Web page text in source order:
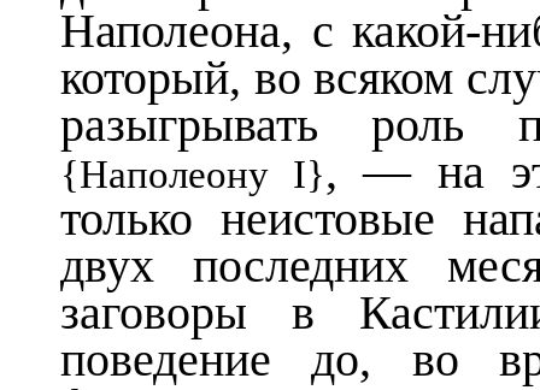
Наполеона, с какой-
который, во всяком
разыгрывать роль
{Наполеону I}, — на
только неистовые
двух последних
заговоры в
поведение до, во